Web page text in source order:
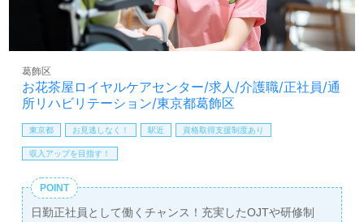
お花茶屋ロイヤルケアセンター/求人/介護職/正社員/通
所リハビリテーション/東京都葛飾区
葛飾区
東京都 お見逃しなく！ 駅近 資格取得支援制度あり
収入アップを目指す！
POINT
日勤正社員として働くチャンス！充実したOJTや研修制